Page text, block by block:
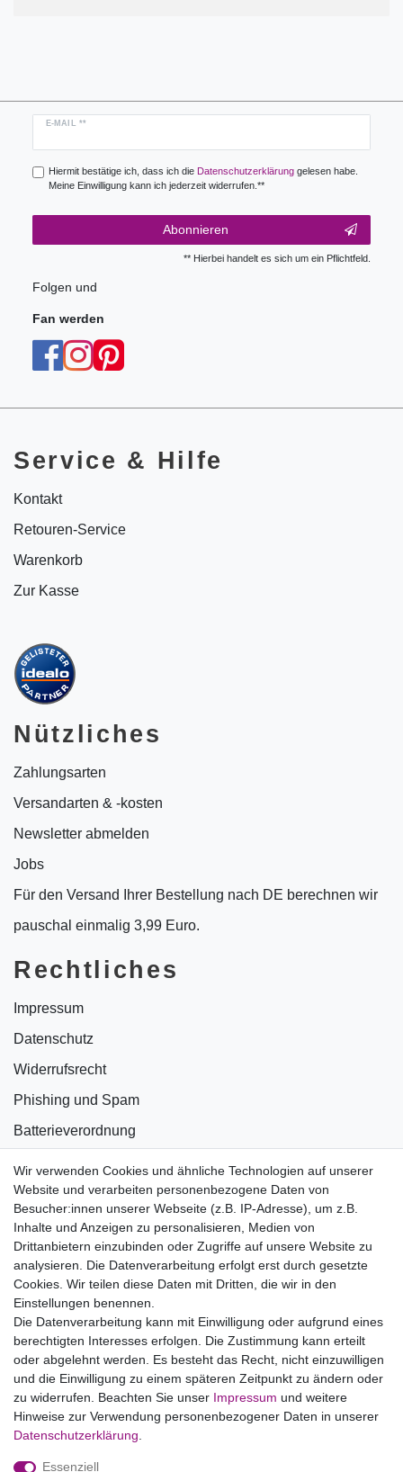
Wir verwenden Cookies und ähnliche Technologien auf unserer
Website und verarbeiten personenbezogene Daten von
Besucher:innen unserer Webseite (z.B. IP-Adresse), um z.B.
Inhalte und Anzeigen zu personalisieren, Medien von
Drittanbietern einzubinden oder Zugriffe auf unsere Website zu
analysieren. Die Datenverarbeitung erfolgt erst durch gesetzte
Cookies. Wir teilen diese Daten mit Dritten, die wir in den
Einstellungen benennen.
Die Datenverarbeitung kann mit Einwilligung oder aufgrund eines
berechtigten Interesses erfolgen. Die Zustimmung kann erteilt
oder abgelehnt werden. Es besteht das Recht, nicht einzuwilligen
und die Einwilligung zu einem späteren Zeitpunkt zu ändern oder
zu widerrufen. Beachten Sie unser Impressum und weitere
Hinweise zur Verwendung personenbezogener Daten in unserer
Daten­schutz­erklärung
Essenziell
E-MAIL **
Newsletter
Hiermit bestätige ich, dass ich die Daten­schutz­erklärunggelesen habe.
Meine Einwilligung kann ich jederzeit widerrufen.**
Abonnieren
** Hierbei handelt es sich um ein Pflichtfeld.
Folgen und
Fan werden
Service & Hilfe
Kontakt
Retouren-Service
Warenkorb
Zur Kasse
Nützliches
Zahlungsarten
Versandarten & -kosten
Newsletter abmelden
Jobs
Für den Versand Ihrer Bestellung nach DE berechnen wir
pauschal einmalig 3,99 Euro.
Rechtliches
Impressum
Datenschutz
Widerrufsrecht
Phishing und Spam
Batterieverordnung
Bildnachweise
AGB
Vertrag widerrufen
B2BKunden
Zum Händlerbereich
PrivatKunden
Neukundenanmeldung